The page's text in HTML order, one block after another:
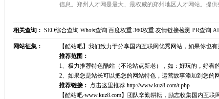
信息。郑州人才网是最大、最权威的郑州地区人才网站。提
相关查询： SEO综合查询 Whois查询 百度权重 360权重 友情链接检测 PR查询
网站征集：
【酷站吧】我们致力于分享国内互联网优秀网站，如果你也
推荐范围：
1、极力推荐特色酷站（不论站点新老），如：好玩的，好
2、如果您是站长可以把您的网站特色，运营故事添加到您
推荐链接： 点击这里推荐 http://www.kuz8.com/t.php
【酷站吧-www.kuz8.com】团队辛勤耕耘，励志收集国内互